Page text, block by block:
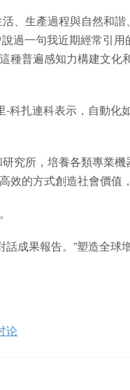
、生產過程與自然和諧
過一句我近期經常引
種普遍感知力構建文化
科扎連科表示，自動
究所，培養各類專業
的方式創造社會價值，
成果報告。”塑造全球
论